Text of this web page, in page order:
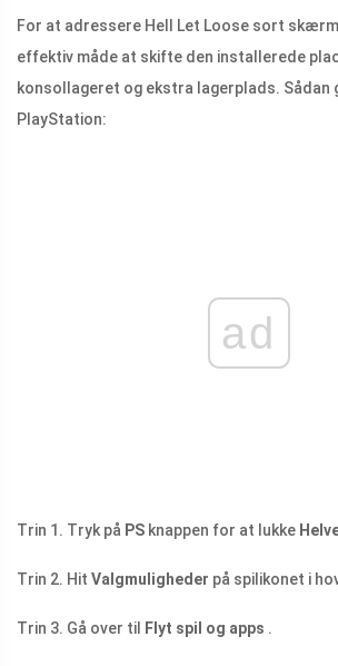
For at adressere Hell Let Loose sort
effektiv måde at skifte den installerede
konsollageret og ekstra lagerplads. Sådan
PlayStation:
ad
Trin 1. Tryk på PS knappen for at lukke
Trin 2. Hit Valgmuligheder på spilikonet i
Trin 3. Gå over til Flyt spil og apps .